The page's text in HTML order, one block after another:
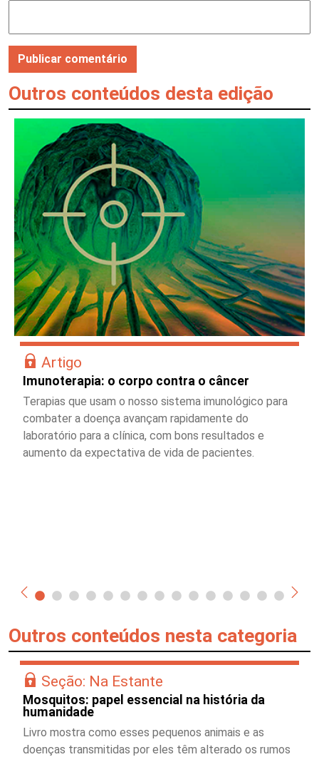
Outros conteúdos desta edição
Artigo
Imunoterapia: o corpo contra o câncer
Terapias que usam o nosso sistema imunológico para
combater a doença avançam rapidamente do
laboratório para a clínica, com bons resultados e
aumento da expectativa de vida de pacientes.
Outros conteúdos nesta categoria
Seção: Na Estante
Mosquitos: papel essencial na história da
humanidade
Livro mostra como esses pequenos animais e as
doenças transmitidas por eles têm alterado os rumos